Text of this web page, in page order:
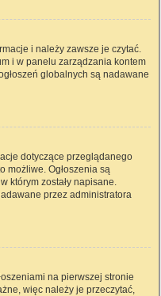
i należy zawsze je czytać.
i w panelu zarządzania kontem
globalnych są nadawane
dotyczące przeglądanego
możliwe. Ogłoszenia są
którym zostały napisane.
przez administratora
na pierwszej stronie
więc należy je przeczytać,